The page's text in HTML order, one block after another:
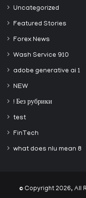
Uncategorized
Featured Stories
Forex News
Wash Service 910
adobe generative ai 1
NEW
! Без рубрики
test
FinTech
what does nlu mean 8
© Copyright 2026, All